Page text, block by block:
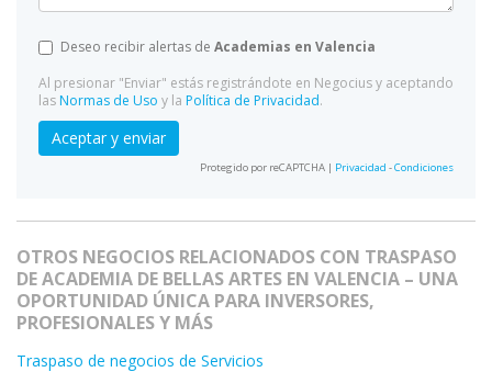
Deseo recibir alertas de Academias en Valencia
Al presionar "Enviar" estás registrándote en Negocius y aceptando
las Normas de Uso y la Política de Privacidad.
Aceptar y enviar
Protegido por reCAPTCHA | Privacidad -Condiciones
OTROS NEGOCIOS RELACIONADOS CON TRASPASO
DE ACADEMIA DE BELLAS ARTES EN VALENCIA – UNA
OPORTUNIDAD ÚNICA PARA INVERSORES,
PROFESIONALES Y MÁS
Traspaso de negocios de Servicios